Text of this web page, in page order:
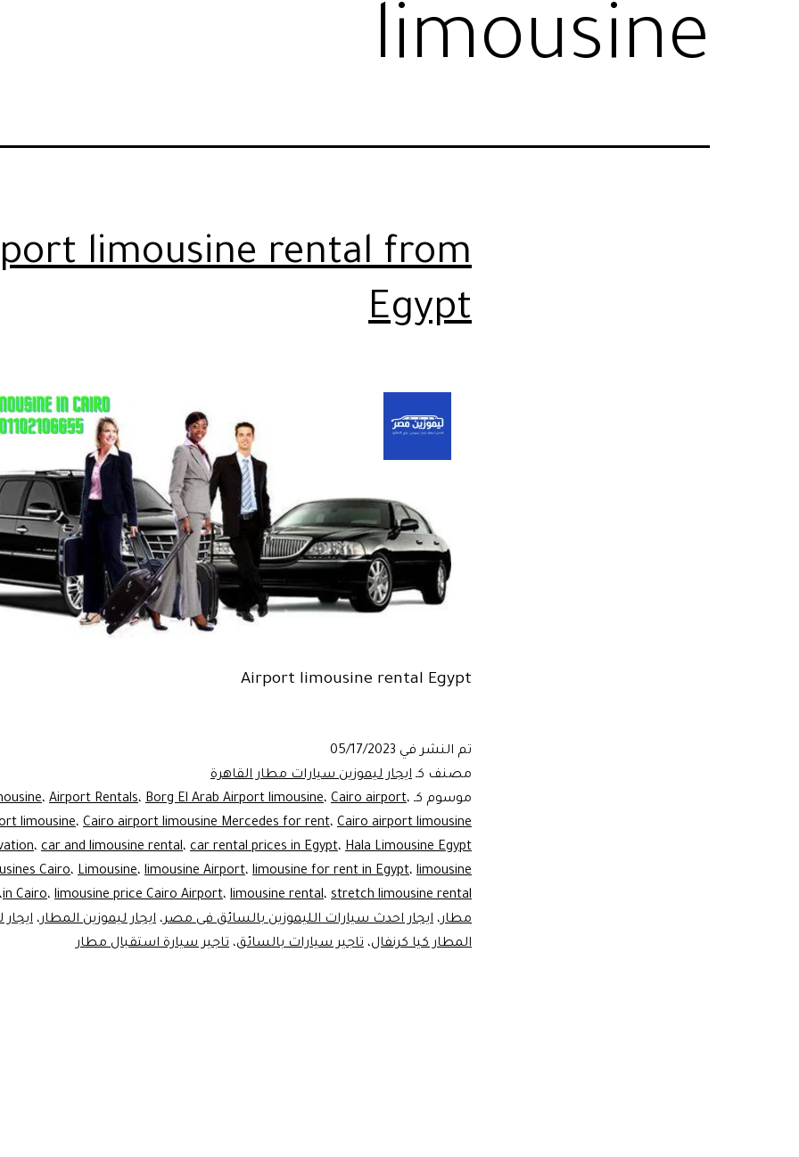
limousine
limousine rental from
Egypt
Airport limousine rental Egypt
تم النشر في 05/17/2023
مصنف كـ ايجار ليموزين سيارات مطار القاهرة
موسوم كـ
، Airport Rentals، Borg El Arab Airport limousine، Cairo airport،
limousine، Cairo airport limousine Mercedes for rent، Cairo airport limousine
، car and limousine rental، car rental prices in Egypt، Hala Limousine Egypt
Cairo، Limousine، limousine Airport، limousine for rent in Egypt، limousine
in Cairo، limousine price Cairo Airport، limousine rental، stretch limousine rental
مطار، ايجار احدث سيارات الليموزين بالسائق فى مصر، ايجار ليموزين المطار، ايجار
المطار كيا كرنفال، تاجير سيارات بالسائق، تاجير سيارة استقبال مطار